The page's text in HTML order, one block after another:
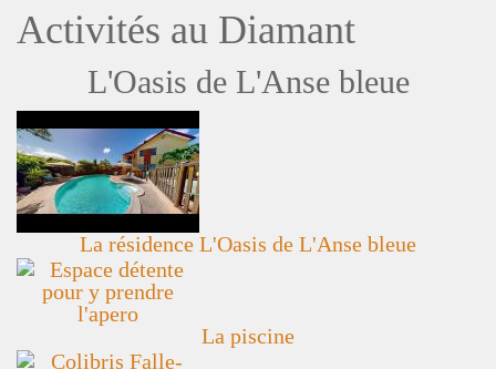
Activités au Diamant
L'Oasis de L'Anse bleue
La résidence L'Oasis de L'Anse bleue
La piscine